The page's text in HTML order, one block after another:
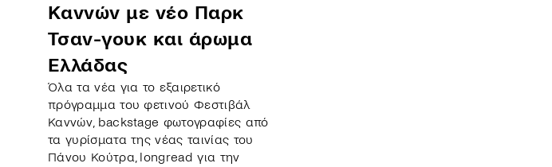
Καννών με νέο Παρκ
Τσαν-γουκ και άρωμα
Ελλάδας
Όλα τα νέα για το εξαιρετικό
πρόγραμμα του φετινού Φεστιβάλ
Καννών, backstage φωτογραφίες από
τα γυρίσματα της νέας ταινίας του
Πάνου Κούτρα, longread για την